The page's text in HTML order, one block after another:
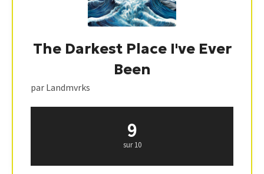
The Darkest Place I've Ever
Been
par Landmvrks
9
sur 10